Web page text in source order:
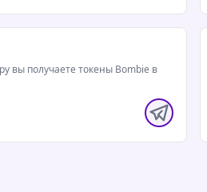
вы получаете токены Bombie в